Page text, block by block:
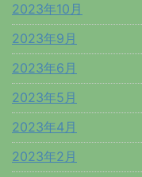
2023年10月
2023年9月
2023年6月
2023年5月
2023年4月
2023年2月